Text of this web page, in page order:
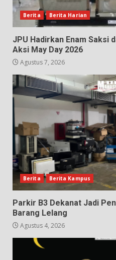
Berita Berita Harian
JPU Hadirkan Enam Saksi
Aksi May Day 2026
Agustus 7, 2026
Berita Berita Kampus
Parkir B3 Dekanat Jadi
Barang Lelang
Agustus 4, 2026